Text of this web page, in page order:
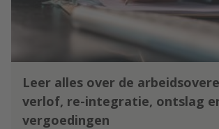
Leer alles over de
verlof, re-integratie, ontslag
vergoedingen